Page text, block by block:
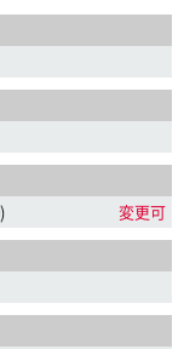
変更可